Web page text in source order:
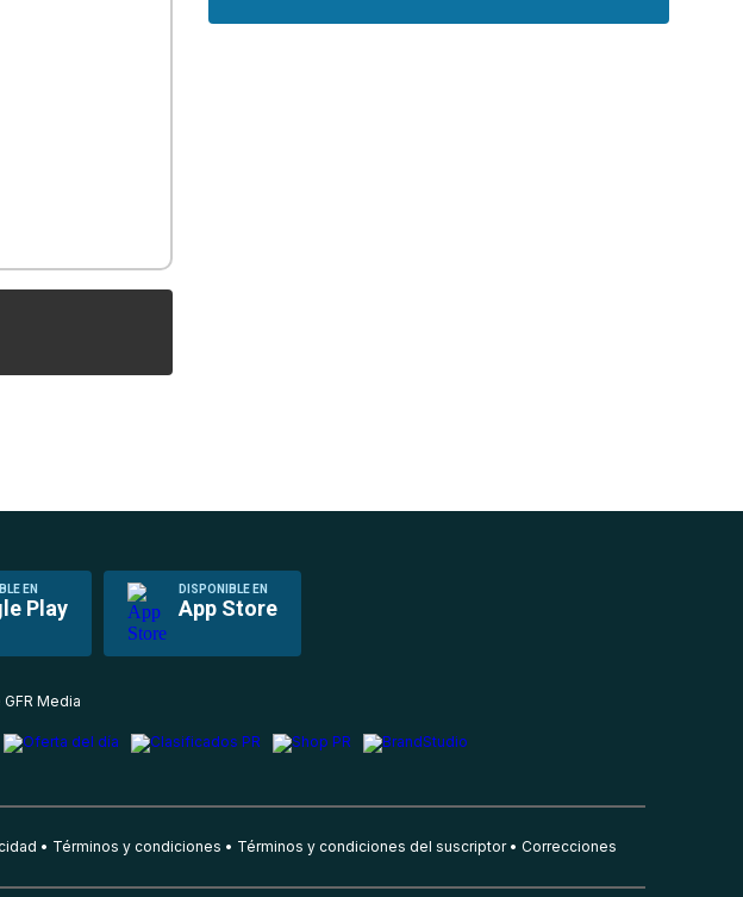
EN
Play
DISPONIBLE EN
App Store
Media
Términos y condiciones Términos y condiciones del suscriptor Correcciones